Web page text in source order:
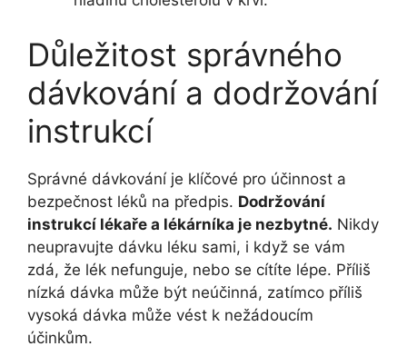
Důležitost správného
dávkování a dodržování
instrukcí
Správné dávkování je klíčové pro účinnost a
bezpečnost léků na předpis. Dodržování
instrukcí lékaře a lékárníka je nezbytné. Nikdy
neupravujte dávku léku sami, i když se vám
zdá, že lék nefunguje, nebo se cítíte lépe. Příliš
nízká dávka může být neúčinná, zatímco příliš
vysoká dávka může vést k nežádoucím
účinkům.